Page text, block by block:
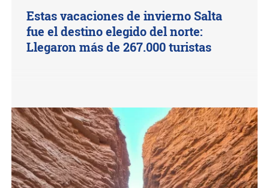
Estas vacaciones de invierno Salta
fue el destino elegido del norte:
Llegaron más de 267.000 turistas